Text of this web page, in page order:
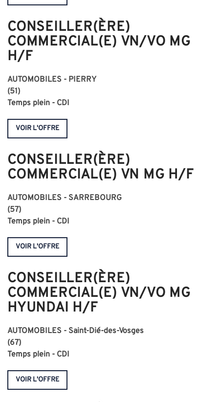
CONSEILLER(ÈRE)
COMMERCIAL(E) VN/VO MG
H/F
AUTOMOBILES - PIERRY
(51)
Temps plein - CDI
VOIR L'OFFRE
CONSEILLER(ÈRE)
COMMERCIAL(E) VN MG H/F
AUTOMOBILES - SARREBOURG
(57)
Temps plein - CDI
VOIR L'OFFRE
CONSEILLER(ÈRE)
COMMERCIAL(E) VN/VO MG
HYUNDAI H/F
AUTOMOBILES - Saint-Dié-des-Vosges
(67)
Temps plein - CDI
VOIR L'OFFRE